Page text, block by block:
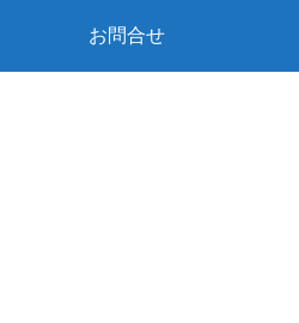
お問合せ